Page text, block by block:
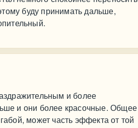
буду принимать дальше,
и более
и они более красочные. Общее
может часть эффекта от той